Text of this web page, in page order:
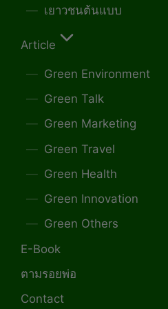
เยาวชนต้นแบบ
Article
Green Environment
Green Talk
Green Marketing
Green Travel
Green Health
Green Innovation
Green Others
E-Book
ตามรอยพ่อ
Contact